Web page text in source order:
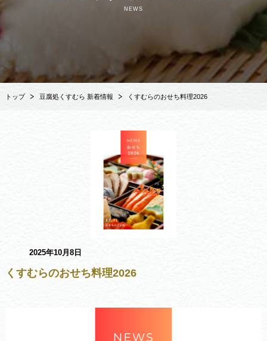
NEWS
トップ 豆腐処くすむら 新着情報 くすむらのおせち料理2026
2025年10月8日
くすむらのおせち料理2026